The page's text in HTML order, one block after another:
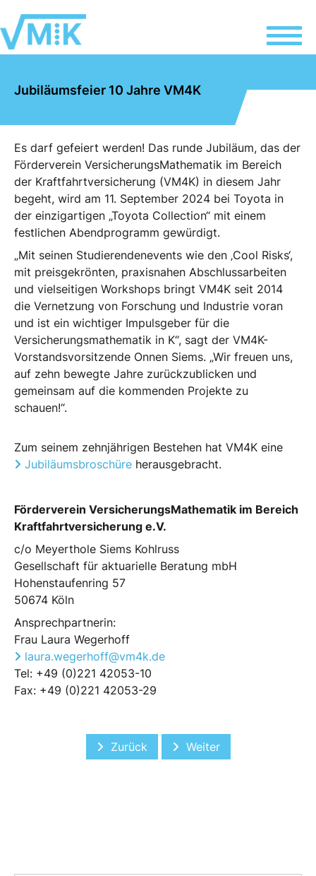
Jubiläumsfeier 10 Jahre VM4K
Es darf gefeiert werden! Das runde Jubiläum, das der
Förderverein VersicherungsMathematik im Bereich
der Kraftfahrtversicherung (VM4K) in diesem Jahr
begeht, wird am 11. September 2024 bei Toyota in
der einzigartigen „Toyota Collection“ mit einem
festlichen Abendprogramm gewürdigt.
„Mit seinen Studierendenevents wie den ‚Cool Risks‘,
mit preisgekrönten, praxisnahen Abschlussarbeiten
und vielseitigen Workshops bringt VM4K seit 2014
die Vernetzung von Forschung und Industrie voran
und ist ein wichtiger Impulsgeber für die
Versicherungsmathematik in K“, sagt der VM4K-
Vorstandsvorsitzende Onnen Siems. „Wir freuen uns,
auf zehn bewegte Jahre zurückzublicken und
gemeinsam auf die kommenden Projekte zu
schauen!“.
Zum seinem zehnjährigen Bestehen hat VM4K eine
Jubiläumsbroschüre herausgebracht.
Förderverein VersicherungsMathematik im Bereich
Kraftfahrtversicherung e.V.
c/o Meyerthole Siems Kohlruss
Gesellschaft für aktuarielle Beratung mbH
Hohenstaufenring 57
50674 Köln
Ansprechpartnerin:
Frau Laura Wegerhoff
laura.wegerhoff@vm4k.de
Tel: +49 (0)221 42053-10
Fax: +49 (0)221 42053-29
Vorheriger Beitrag: Cool Risks Vienna
Zurück Nächster Beitrag:
Weiter